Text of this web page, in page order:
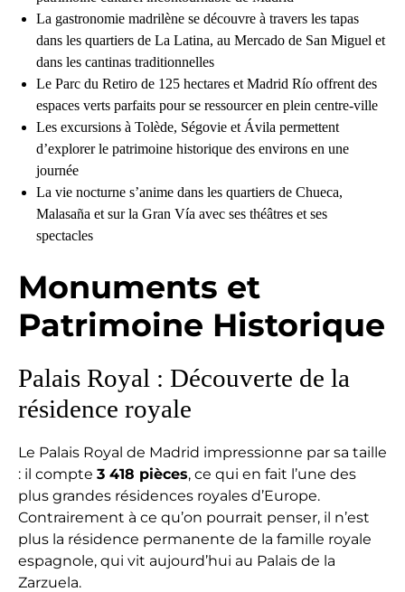
La gastronomie madrilène se découvre à travers les tapas
dans les quartiers de La Latina, au Mercado de San Miguel et
dans les cantinas traditionnelles
Le Parc du Retiro de 125 hectares et Madrid Río offrent des
espaces verts parfaits pour se ressourcer en plein centre-ville
Les excursions à Tolède, Ségovie et Ávila permettent
d’explorer le patrimoine historique des environs en une
journée
La vie nocturne s’anime dans les quartiers de Chueca,
Malasaña et sur la Gran Vía avec ses théâtres et ses
spectacles
Monuments et
Patrimoine Historique
Palais Royal : Découverte de la
résidence royale
Le Palais Royal de Madrid impressionne par sa taille
: il compte 3 418 pièces, ce qui en fait l’une des
plus grandes résidences royales d’Europe.
Contrairement à ce qu’on pourrait penser, il n’est
plus la résidence permanente de la famille royale
espagnole, qui vit aujourd’hui au Palais de la
Zarzuela.